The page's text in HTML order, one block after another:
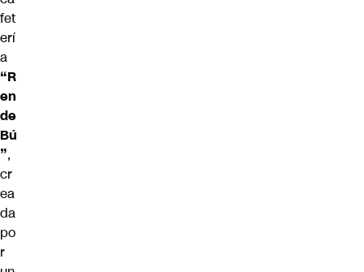
fet
erí
a
“R
en
de
Bú
”,
cr
ea
da
po
r